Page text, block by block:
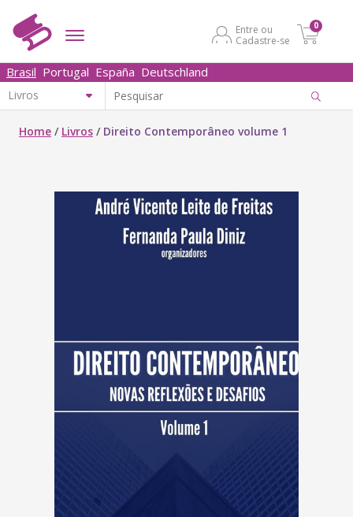
Entre ou
Cadastre-se
0
Brasil Portugal España Deutschland
Home / Livros / Direito Contemporâneo volume 1